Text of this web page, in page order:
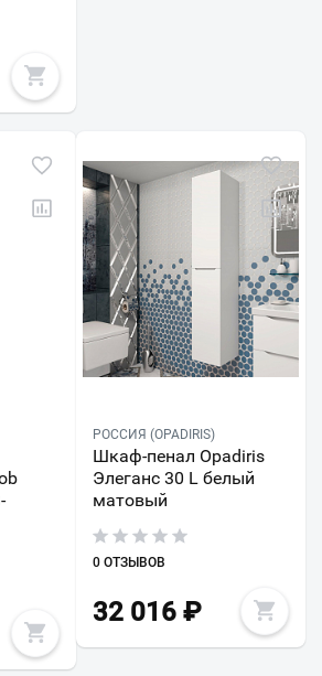
РОССИЯ (OPADIRIS)
Шкаф-пенал Opadiris
Элеганс 30 L белый
матовый
0 ОТЗЫВОВ
32 016₽